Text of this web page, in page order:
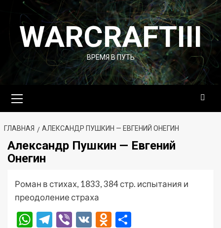
Перейти
содержимому
WARCRAFTIII
ВРЕМЯ В ПУТЬ
меню
ГЛАВНАЯ АЛЕКСАНДР ПУШКИН — ЕВГЕНИЙ ОНЕГИН
Александр Пушкин — Евгений
Онегин
Роман в стихах, 1833, 384 стр. испытания и
преодоление страха
WhatsApp
Telegram
Viber
VK Odnoklassniki